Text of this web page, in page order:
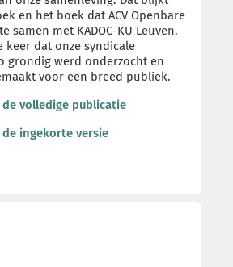
en het boek dat ACV Openbare
samen met KADOC-KU Leuven.
keer dat onze syndicale
grondig werd onderzocht en
voor een breed publiek.
volledige publicatie
ingekorte versie